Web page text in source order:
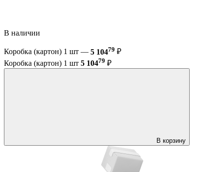
В наличии
Коробка (картон) 1 шт — 5 10479 ₽
Коробка (картон) 1 шт 5 10479 ₽
В корзину